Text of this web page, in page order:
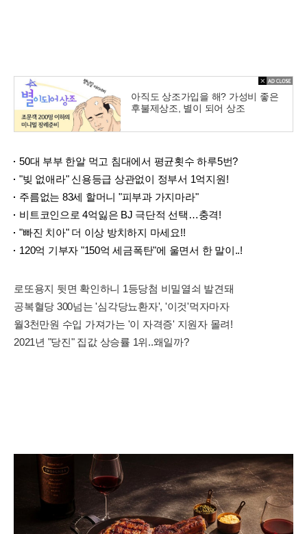
아직도 상조가입을 해? 가성비 좋은
후불제상조, 별이 되어 상조
50대 부부 한알 먹고 침대에서 평균횟수 하루5번?
"빚 없애라" 신용등급 상관없이 정부서 1억지원!
주름없는 83세 할머니 "피부과 가지마라"
비트코인으로 4억잃은 BJ 극단적 선택…충격!
"빠진 치아" 더 이상 방치하지 마세요!!
120억 기부자 "150억 세금폭탄"에 울면서 한 말이..!
로또용지 뒷면 확인하니 1등당첨 비밀열쇠 발견돼
공복혈당 300넘는 '심각당뇨환자', '이것'먹자마자
월3천만원 수입 가져가는 '이 자격증' 지원자 몰려!
2021년 "당진" 집값 상승률 1위..왜일까?